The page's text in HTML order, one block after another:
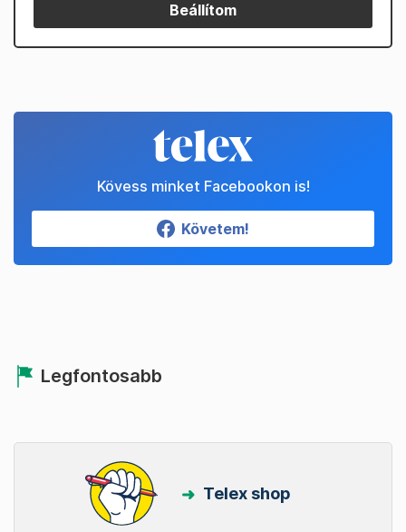
Beállítom
Kövess minket Facebookon is!
Követem!
Legfontosabb
Telex shop